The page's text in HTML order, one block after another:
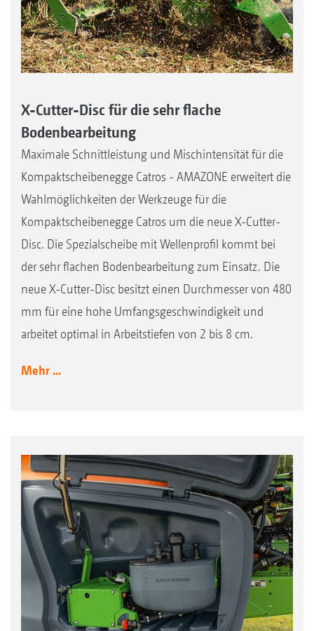
X-Cutter-Disc für die sehr flache
Bodenbearbeitung
Maximale Schnittleistung und Mischintensität für die
Kompaktscheibenegge Catros - AMAZONE erweitert die
Wahlmöglichkeiten der Werkzeuge für die
Kompaktscheibenegge Catros um die neue X-Cutter-
Disc. Die Spezialscheibe mit Wellenprofil kommt bei
der sehr flachen Bodenbearbeitung zum Einsatz. Die
neue X-Cutter-Disc besitzt einen Durchmesser von 480
mm für eine hohe Umfangsgeschwindigkeit und
arbeitet optimal in Arbeitstiefen von 2 bis 8 cm.
Mehr ...